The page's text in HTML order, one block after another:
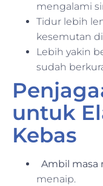
mengalami
Tidur lebih
kesemutan
Lebih yakin
sudah
untuk
Kebas
Ambil masa
menaip.